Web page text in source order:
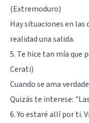
(Extremoduro)
Hay situaciones en las
realidad una salida.
5. Te hice tan mía que
Cerati)
Cuando se ama
Quizás te interese:
6. Yo estaré allí por ti.